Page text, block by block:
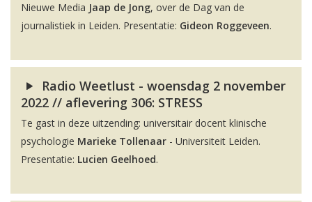
Nieuwe Media Jaap de Jong, over de Dag van de
journalistiek in Leiden. Presentatie: Gideon Roggeveen.
Radio Weetlust - woensdag 2 november
2022 // aflevering 306: STRESS
Te gast in deze uitzending: universitair docent klinische
psychologie Marieke Tollenaar - Universiteit Leiden.
Presentatie: Lucien Geelhoed.